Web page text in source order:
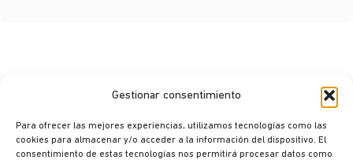
Gestionar consentimiento
Para ofrecer las mejores experiencias, utilizamos tecnologías como las
cookies para almacenar y/o acceder a la información del dispositivo. El
consentimiento de estas tecnologías nos permitirá procesar datos como